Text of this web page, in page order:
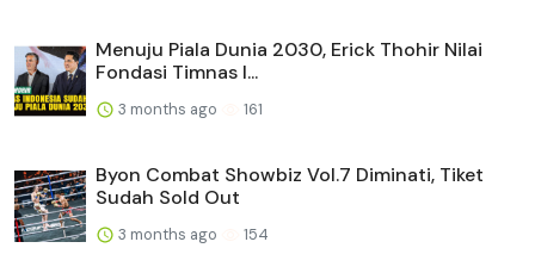
Menuju Piala Dunia 2030, Erick Thohir Nilai
Fondasi Timnas I...
3 months ago 161
Byon Combat Showbiz Vol.7 Diminati, Tiket
Sudah Sold Out
3 months ago 154